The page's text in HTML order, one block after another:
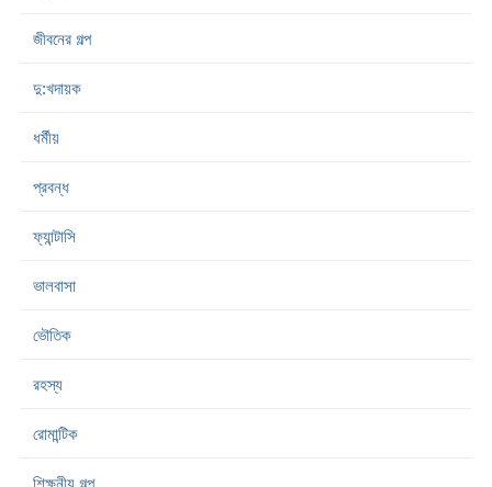
জীবনের গল্প
দু:খদায়ক
ধর্মীয়
প্রবন্ধ
ফ্যান্টাসি
ভালবাসা
ভৌতিক
রহস্য
রোমান্টিক
শিক্ষনীয় গল্প